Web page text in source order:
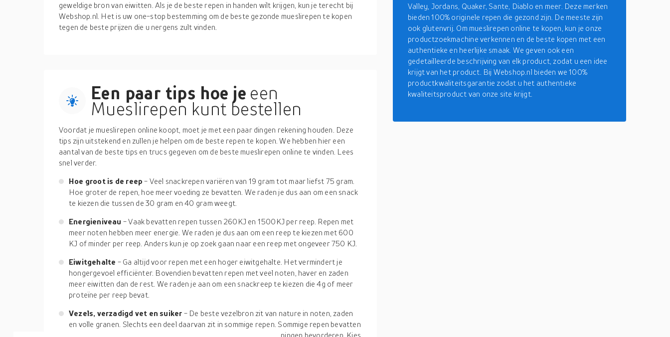
geweldige bron van eiwitten. Als je de beste repen in handen wilt krijgen, kun je terecht bij
Webshop.nl. Het is uw one-stop bestemming om de beste gezonde mueslirepen te kopen
tegen de beste prijzen die u nergens zult vinden.
Een paar tips hoe je een
Mueslirepen kunt bestellen
Voordat je mueslirepen online koopt, moet je met een paar dingen rekening houden. Deze
tips zijn uitstekend en zullen je helpen om de beste repen te kopen. We hebben hier een
aantal van de beste tips en trucs gegeven om de beste mueslirepen online te vinden. Lees
snel verder.
Hoe groot is de reep- Veel snackrepen variëren van 19 gram tot maar liefst 75 gram.
Hoe groter de repen, hoe meer voeding ze bevatten. We raden je dus aan om een snack
te kiezen die tussen de 30 gram en 40 gram weegt.
Energieniveau - Vaak bevatten repen tussen 260KJ en 1500KJ per reep. Repen met
meer noten hebben meer energie. We raden je dus aan om een reep te kiezen met 600
KJ of minder per reep. Anders kun je op zoek gaan naar een reep met ongeveer 750 KJ.
Eiwitgehalte - Ga altijd voor repen met een hoger eiwitgehalte. Het vermindert je
hongergevoel efficiënter. Bovendien bevatten repen met veel noten, haver en zaden
meer eiwitten dan de rest. We raden je aan om een snackreep te kiezen die 4g of meer
proteïne per reep bevat.
Vezels, verzadigd vet en suiker - De beste vezelbron zit van nature in noten, zaden
en volle granen. Slechts een deel daarvan zit in sommige repen. Sommige repen bevatten
echter enorme hoeveelheden verzadigde vetten die hartaandoeningen bevorderen. Kies
Valley, Jordans, Quaker, Sante, Diablo en meer. Deze merken
bieden 100% originele repen die gezond zijn. De meeste zijn
ook glutenvrij. Om mueslirepen online te kopen, kun je onze
productzoekmachine verkennen en de beste kopen met een
authentieke en heerlijke smaak. We geven ook een
gedetailleerde beschrijving van elk product, zodat u een idee
krijgt van het product. Bij Webshop.nl bieden we 100%
productkwaliteitsgarantie zodat u het authentieke
kwaliteitsproduct van onze site krijgt.